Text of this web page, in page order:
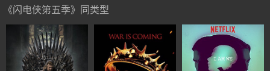
《闪电侠第五季》同类型